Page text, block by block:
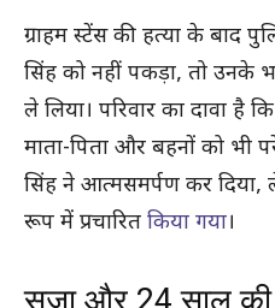
ग्राहम स्टेंस की हत्या के बाद
सिंह को नहीं पकड़ा, तो उनके
ले लिया। परिवार का दावा है
माता-पिता और बहनों को भी
सिंह ने आत्मसमर्पण कर दिया,
रूप में प्रचारित किया गया।